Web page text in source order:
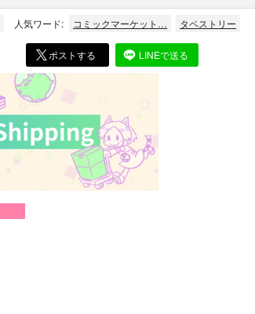
人気ワード: コミックマーケット… タペストリー
ポストする LINEで送る